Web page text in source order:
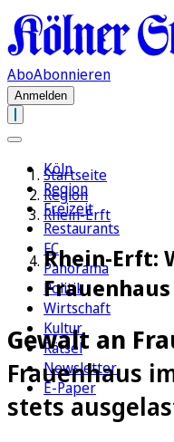
AboAbonnieren
Anmelden
Köln
Region
Freizeit
Restaurants
FC
Panorama
Politik
Wirtschaft
Kultur
Rätsel
Newsletter
E-Paper
Startseite
Region
Rhein-Erft
Rhein-Erft:
Gewalt an
Frauenhaus
stets